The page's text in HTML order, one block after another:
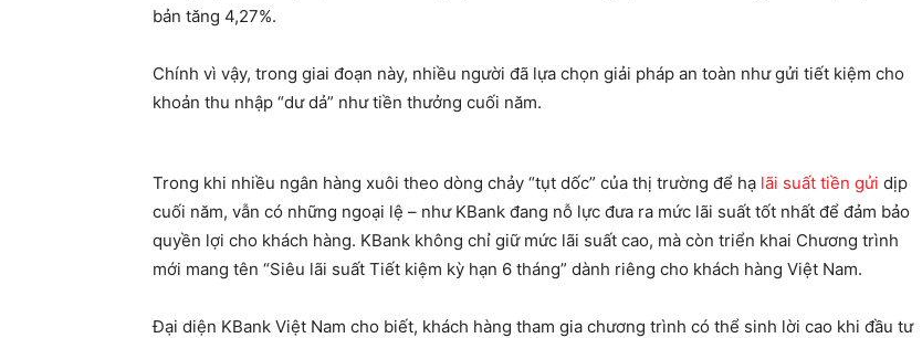
bản tăng 4,27%.
Chính vì vậy, trong giai đoạn này, nhiều người đã lựa chọn giải pháp an toàn như gửi tiết kiệm cho
khoản thu nhập “dư dả” như tiền thưởng cuối năm.
Trong khi nhiều ngân hàng xuôi theo dòng chảy “tụt dốc” của thị trường để hạ lãi suất tiền gửi dịp
cuối năm, vẫn có những ngoại lệ – như KBank đang nỗ lực đưa ra mức lãi suất tốt nhất để đảm bảo
quyền lợi cho khách hàng. KBank không chỉ giữ mức lãi suất cao, mà còn triển khai Chương trình
mới mang tên “Siêu lãi suất Tiết kiệm kỳ hạn 6 tháng” dành riêng cho khách hàng Việt Nam.
Đại diện KBank Việt Nam cho biết, khách hàng tham gia chương trình có thể sinh lời cao khi đầu tư